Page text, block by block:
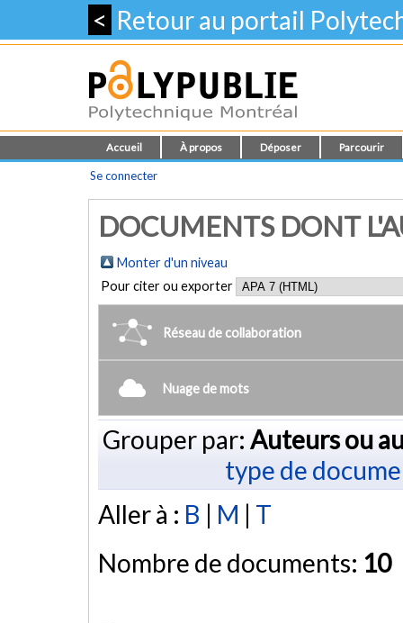
< Retour au portail
Accueil À propos Déposer Parcourir
Se connecter
DOCUMENTS DONT
Monter d'un niveau
Pour citer ou exporter
Réseau de collaboration
Nuage de mots
Grouper par: Auteurs ou
type de
Aller à : B | M | T
Nombre de documents: 10